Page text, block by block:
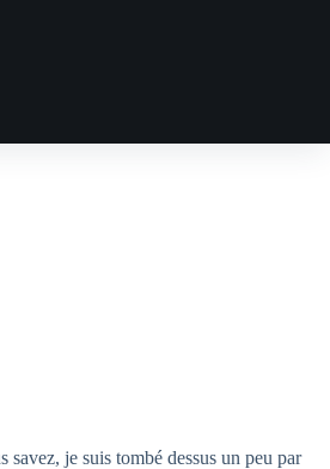
je suis tombé dessus un peu par